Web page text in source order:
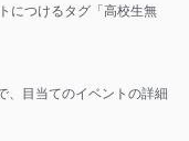
につけるタグ「高校生無
、目当てのイベントの詳細